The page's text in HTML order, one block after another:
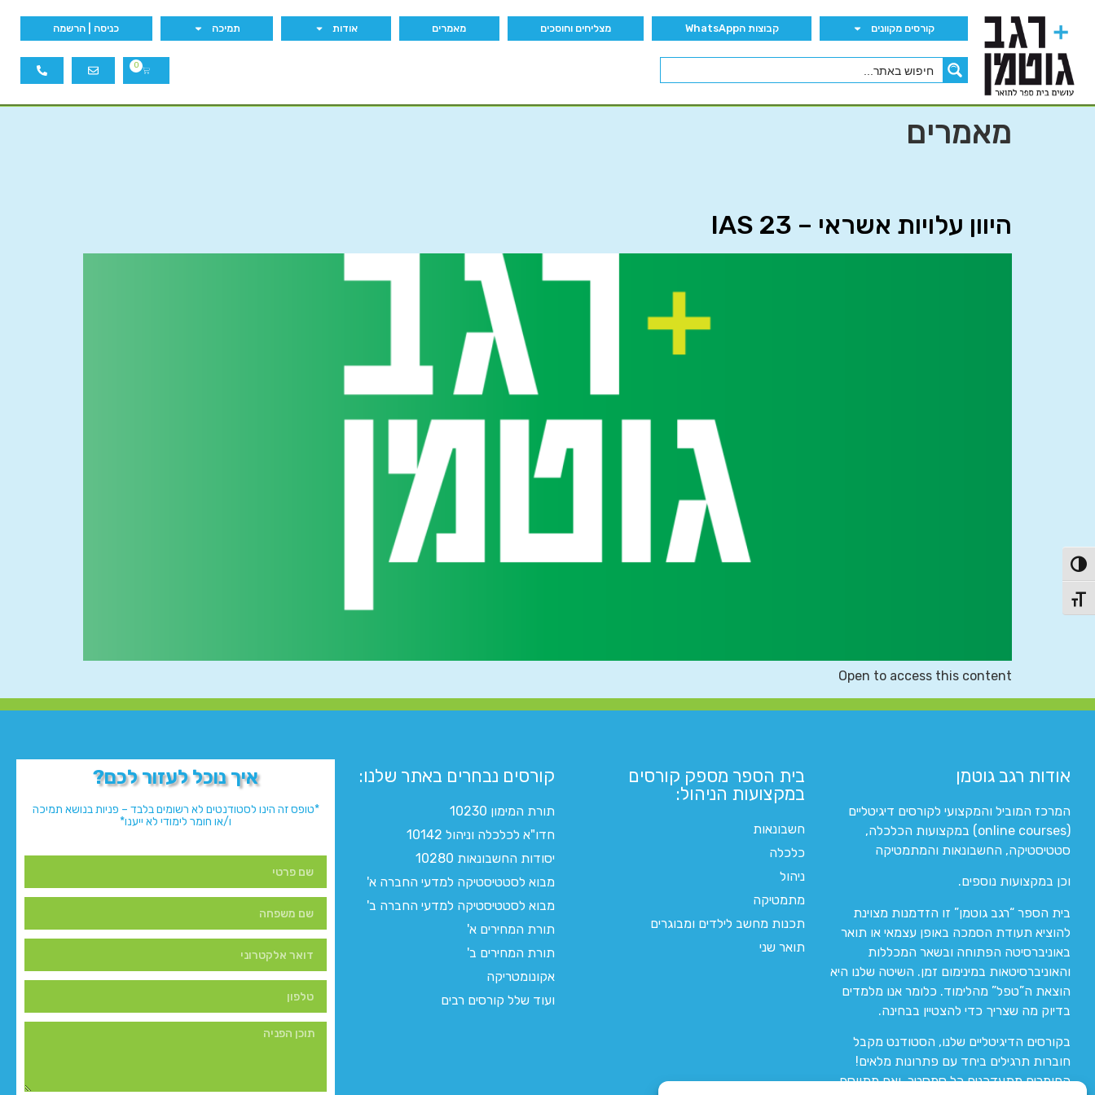
הפעל/כבה ניגודיות גבוהה
מתג גודל גופן
קורסים מקוונים קבוצות הWhatsApp מצליחים וחוסכים מאמרים אודות תמיכה כניסה | הרשמה
0
מאמרים
היוון עלויות אשראי – IAS 23
Open to access this content
אודות רגב גוטמן
המרכז המוביל והמקצועי לקורסים דיגיטליים
(online courses) במקצועות הכלכלה,
סטטיסטיקה, החשבונאות והמתמטיקה
וכן במקצועות נוספים.
בית הספר “רגב גוטמן” זו הזדמנות מצוינת
להוציא תעודת הסמכה באופן עצמאי או תואר
באוניברסיטה הפתוחה ובשאר המכללות
והאוניברסיטאות במינימום זמן. השיטה שלנו היא
הוצאת ה”טפל” מהלימוד. כלומר אנו מלמדים
בדיוק מה שצריך כדי להצטיין בבחינה.
בקורסים הדיגיטליים שלנו, הסטודנט מקבל
חוברות תרגילים ביחד עם פתרונות מלאים!
החומרים מתעדכנים כל סמסטר, ואם מתווסף
בית הספר מספק קורסים
במקצועות הניהול:
חשבונאות
כלכלה
ניהול
מתמטיקה
תכנות מחשב לילדים ומבוגרים
תואר שני
קורסים נבחרים באתר שלנו:​
תורת המימון 10230
חדו"א לכלכלה וניהול 10142
יסודות החשבונאות 10280
מבוא לסטטיסטיקה למדעי החברה א'
מבוא לסטטיסטיקה למדעי החברה ב'
תורת המחירים א'
תורת המחירים ב'
אקונומטריקה
ועוד שלל קורסים רבים
איך נוכל לעזור לכם?
*טופס זה הינו לסטודנטים לא רשומים בלבד – פניות בנושא תמיכה
ו/או חומר לימודי לא ייענו*